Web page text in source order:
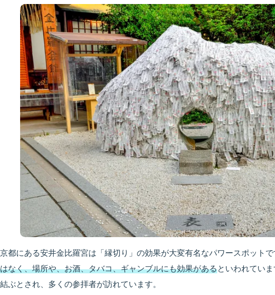
京都にある安井金比羅宮は「縁切り」の効果が大変有名なパワースポットで
はなく、場所や、お酒、タバコ、ギャンブルにも効果があるといわれてい
結ぶとされ、多くの参拝者が訪れています。